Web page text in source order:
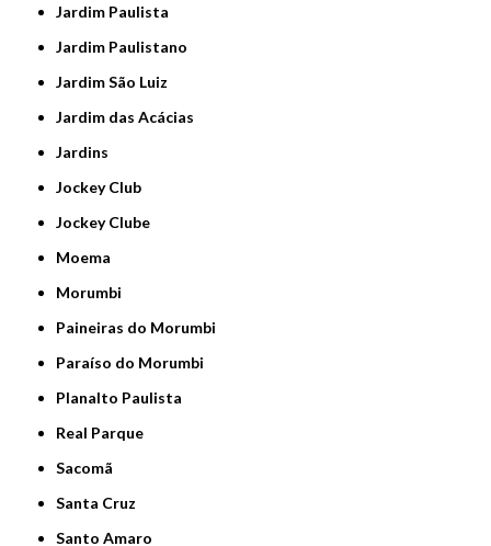
Jardim Paulista
Jardim Paulistano
Jardim São Luiz
Jardim das Acácias
Jardins
Jockey Club
Jockey Clube
Moema
Morumbi
Paineiras do Morumbi
Paraíso do Morumbi
Planalto Paulista
Real Parque
Sacomã
Santa Cruz
Santo Amaro